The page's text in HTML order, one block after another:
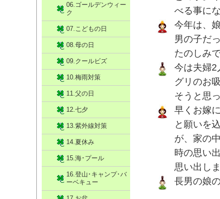
べる事に
今年は、
男の子だ
たのしみ
今は夫婦2
グリのお
そうと思
早くお嫁
と願いを
が、家の
時の思い
思い出し
長男の娘
06.ゴールデンウィー
ク
07.こどもの日
08.母の日
09.クールビズ
10.梅雨対策
11.父の日
12.七夕
13.紫外線対策
14.夏休み
15.海･プール
16.登山･キャンプ･バ
ーベキュー